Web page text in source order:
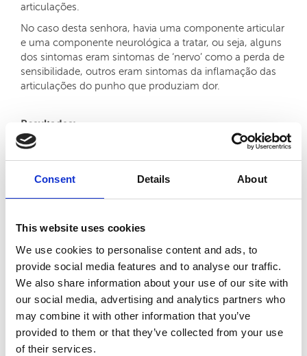
Consent Details About
This website uses cookies
We use cookies to personalise content and ads, to
provide social media features and to analyse our traffic.
We also share information about your use of our site with
our social media, advertising and analytics partners who
may combine it with other information that you’ve
provided to them or that they’ve collected from your use
of their services.
articulações.
No caso desta senhora, havia uma componente articular
e uma componente neurológica a tratar, ou seja, alguns
dos sintomas eram sintomas de ‘nervo’ como a perda de
sensibilidade, outros eram sintomas da inflamação das
articulações do punho que produziam dor.
Resultados:
"A dor, pela sexta sessão de tratamento, deixou
completamente de aparecer. E depois, gradualmente fui
recuperando a sensibilidade e a motricidade. Durante o
tenho só para mim.”
Neste momento, Maria de Lurdes faz apenas uma
sessão mensal. Por ser uma doença crónica, tem
tendência a reincidir. Como tal, aconselhamos a que
faça acupunctura uma vez por mês para que a
inflamação não volte. Na prática, este tratamento
Em Medicina Tradicional Chinesa "tratamos a causa da